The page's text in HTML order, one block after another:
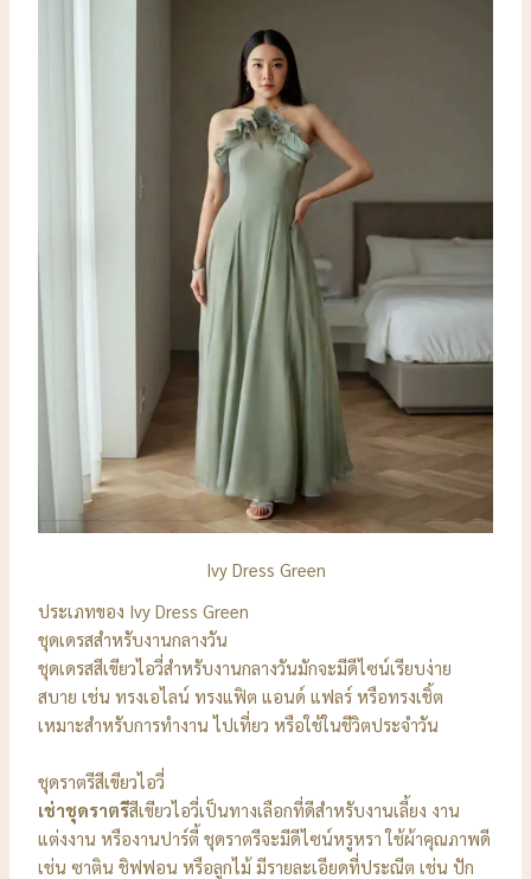
Ivy Dress Green
ประเภทของ Ivy Dress Green
ชุดเดรสสำหรับงานกลางวัน
ชุดเดรสสีเขียวไอวี่สำหรับงานกลางวันมักจะมีดีไซน์เรียบง่าย
สบาย เช่น ทรงเอไลน์ ทรงแฟิต แอนด์ แฟลร์ หรือทรงเชิ้ต
เหมาะสำหรับการทำงาน ไปเที่ยว หรือใช้ในชีวิตประจำวัน
ชุดราตรีสีเขียวไอวี่
เช่าชุดราตรีสีเขียวไอวี่เป็นทางเลือกที่ดีสำหรับงานเลี้ยง งาน
แต่งงาน หรืองานปาร์ตี้ ชุดราตรีจะมีดีไซน์หรูหรา ใช้ผ้าคุณภาพดี
เช่น ซาติน ชิฟฟอน หรือลูกไม้ มีรายละเอียดที่ประณีต เช่น ปัก